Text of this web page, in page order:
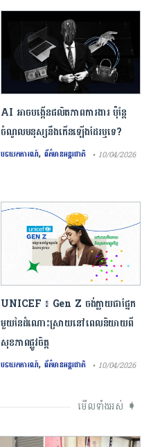
AI អាចបង្កើនផលិតភាពការងារ ប៉ុន្តែ
ចំណូលមនុស្សនឹងកើនឡើងដែរឬទេ?
បទយកការណ៍, ព័ត៌មានអន្តរជាតិ • 10/04/2026
UNICEF ៖ Gen Z ចង់ក្លាយ​ជា​ផ្នែក​
មួយ​នៃ​ដំណោះស្រាយ​នៅ​ពេល​និយាយ​ពី
សុខភាព​ផ្លូវចិត្ត
បទយកការណ៍, ព័ត៌មានអន្តរជាតិ • 10/04/2026
មើលទាំងអស់ ➧